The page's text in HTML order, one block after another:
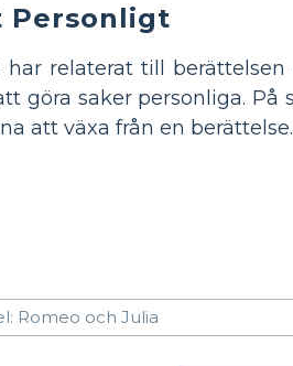
Personligt
har relaterat till
göra saker personliga.
att växa från en berättelse.